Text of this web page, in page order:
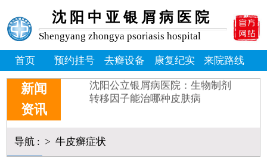
沈阳中亚银屑病医院
Shengyang zhongya psoriasis hospital
首页 预约挂号 去癣设备 康复纪实 来院路线
新闻
资讯
牛皮癣掉皮屑掉得多怎么办_
牛皮皮癣偏方-花椒和醋能治
沈阳银屑病炎症能吃什么消炎
皮癣图片初期症状图片
癣是为什么
沈阳公立银屑病医院：生物制剂
转移因子能治哪种皮肤病
导航: > 牛皮癣症状